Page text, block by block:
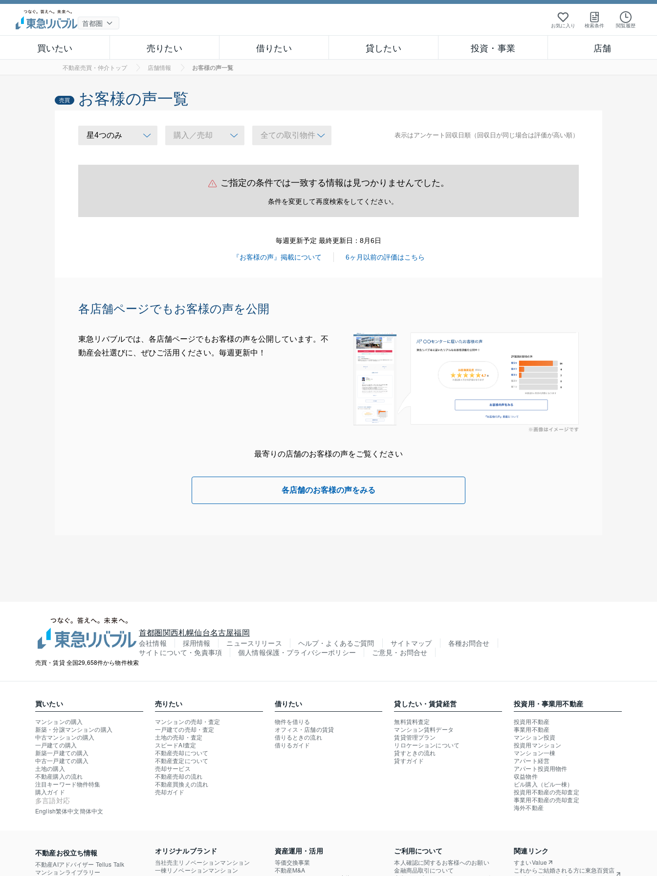
お気に入り 検索条件 閲覧履歴
買いたい 売りたい 借りたい 貸したい 投資・事業 店舗
不動産売買・仲介トップ 店舗情報 お客様の声一覧
売買 お客様の声一覧
表示はアンケート回収日順（回収日が同じ場合は評価が高い順）
ご指定の条件では一致する情報は見つかりませんでした。
条件を変更して再度検索をしてください。
毎週更新予定 最終更新日：8月6日
『お客様の声』掲載について 6ヶ月以前の評価はこちら
各店舗ページでもお客様の声を公開
東急リバブルでは、各店舗ページでもお客様の声を公開しています。不
動産会社選びに、ぜひご活用ください。毎週更新中！
最寄りの店舗のお客様の声をご覧ください
各店舗のお客様の声をみる
売買・賃貸 全国29,658件から物件検索
首都圏関西札幌仙台名古屋福岡
会社情報 採用情報 ニュースリリース ヘルプ・よくあるご質問 サイトマップ
各種お問合せ
サイトについて・免責事項
個人情報保護・プライバシーポリシー ご意見・お問合せ
買いたい
マンションの購入
新築・分譲マンションの購入
中古マンションの購入
一戸建ての購入
新築一戸建ての購入
中古一戸建ての購入
土地の購入
不動産購入の流れ
注目キーワード物件特集
購入ガイド
多言語対応
English繁体中文簡体中文
売りたい
マンションの売却・査定
一戸建ての売却・査定
土地の売却・査定
スピードAI査定
不動産売却について
不動産査定について
売却サービス
不動産売却の流れ
不動産買換えの流れ
売却ガイド
借りたい
物件を借りる
オフィス・店舗の賃貸
借りるときの流れ
借りるガイド
貸したい・賃貸経営
無料賃料査定
マンション賃料データ
賃貸管理プラン
リロケーションについて
貸すときの流れ
貸すガイド
投資用・事業用不動産
投資用不動産
事業用不動産
マンション投資
投資用マンション
マンション一棟
アパート経営
アパート投資用物件
収益物件
ビル購入（ビル一棟）
投資用不動産の売却査定
事業用不動産の売却査定
海外不動産
不動産お役立ち情報
不動産AIアドバイザー Tellus Talk
マンションライブラリー
オリジナルブランド
当社売主リノベーションマンション
一棟リノベーションマンション
資産運用・活用
等価交換事業
不動産M&A
ご利用について
本人確認に関するお客様へのお願い
金融商品取引について
関連リンク
すまいValue
これからご結婚される方に東急百貨店